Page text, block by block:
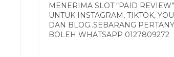
MENERIMA SLOT “PAID REVIEW”
UNTUK INSTAGRAM, TIKTOK,
DAN BLOG..SEBARANG
BOLEH WHATSAPP 0127809272